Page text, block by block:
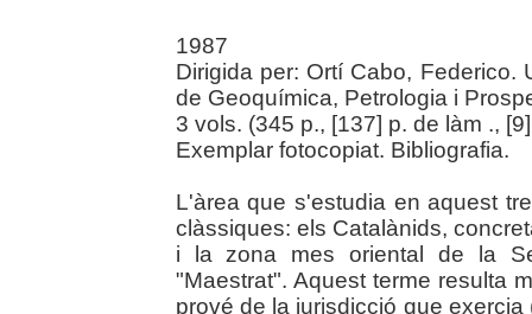
1987
Dirigida per: Ortí Cabo, Federico.
de Geoquímica, Petrologia i
3 vols. (345 p., [137] p. de làm .,
Exemplar fotocopiat. Bibliografia.
L'àrea que s'estudia en aquest
clàssiques: els Catalànids,
i la zona mes oriental de la
"Maestrat". Aquest terme resulta
prové de la jurisdicció que